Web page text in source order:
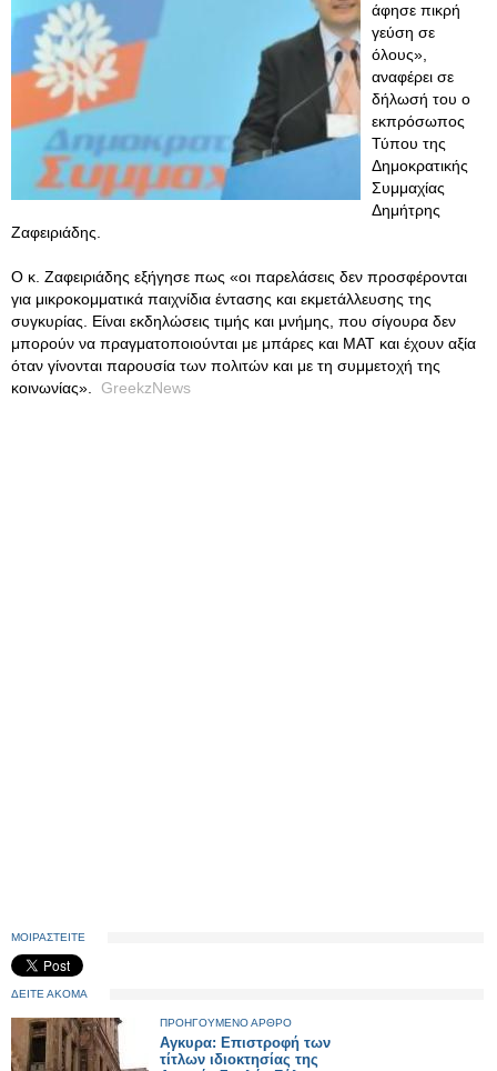
άφησε πικρή
γεύση σε
όλους»,
αναφέρει σε
δήλωσή του ο
εκπρόσωπος
Τύπου της
Δημοκρατικής
Συμμαχίας
Δημήτρης
Ζαφειριάδης.
Ο κ. Ζαφειριάδης εξήγησε πως «οι παρελάσεις δεν προσφέρονται
για μικροκομματικά παιχνίδια έντασης και εκμετάλλευσης της
συγκυρίας. Είναι εκδηλώσεις τιμής και μνήμης, που σίγουρα δεν
μπορούν να πραγματοποιούνται με μπάρες και ΜΑΤ και έχουν αξία
όταν γίνονται παρουσία των πολιτών και με τη συμμετοχή της
κοινωνίας». GreekzNews
ΜΟΙΡΑΣΤΕΙΤΕ
ΔΕΙΤΕ ΑΚΟΜΑ
ΠΡΟΗΓΟΥΜΕΝΟ ΑΡΘΡΟ
Αγκυρα: Επιστροφή των
τίτλων ιδιοκτησίας της